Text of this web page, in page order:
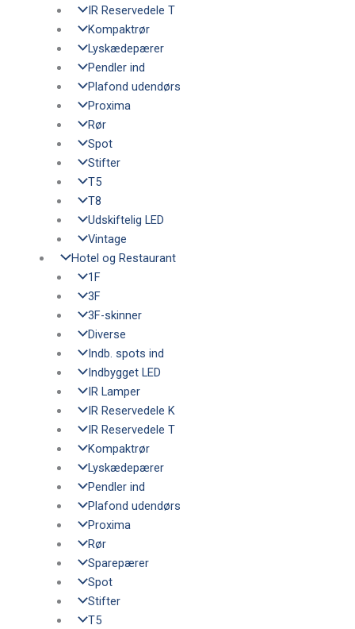
IR Reservedele T
Kompaktrør
Lyskædepærer
Pendler ind
Plafond udendørs
Proxima
Rør
Spot
Stifter
T5
T8
Udskiftelig LED
Vintage
Hotel og Restaurant
1F
3F
3F-skinner
Diverse
Indb. spots ind
Indbygget LED
IR Lamper
IR Reservedele K
IR Reservedele T
Kompaktrør
Lyskædepærer
Pendler ind
Plafond udendørs
Proxima
Rør
Sparepærer
Spot
Stifter
T5